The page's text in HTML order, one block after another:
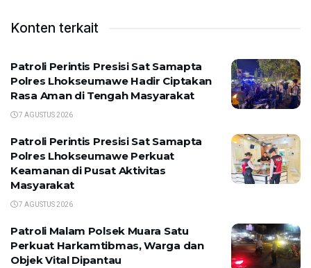
Konten terkait
Patroli Perintis Presisi Sat Samapta
Polres Lhokseumawe Hadir Ciptakan
Rasa Aman di Tengah Masyarakat
7 AGUSTUS 2026
Patroli Perintis Presisi Sat Samapta
Polres Lhokseumawe Perkuat
Keamanan di Pusat Aktivitas
Masyarakat
7 AGUSTUS 2026
Patroli Malam Polsek Muara Satu
Perkuat Harkamtibmas, Warga dan
Objek Vital Dipantau